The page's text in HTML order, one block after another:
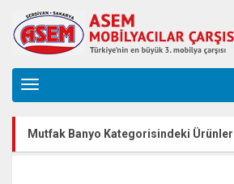
Mutfak Banyo Kategorisindeki Ürünler